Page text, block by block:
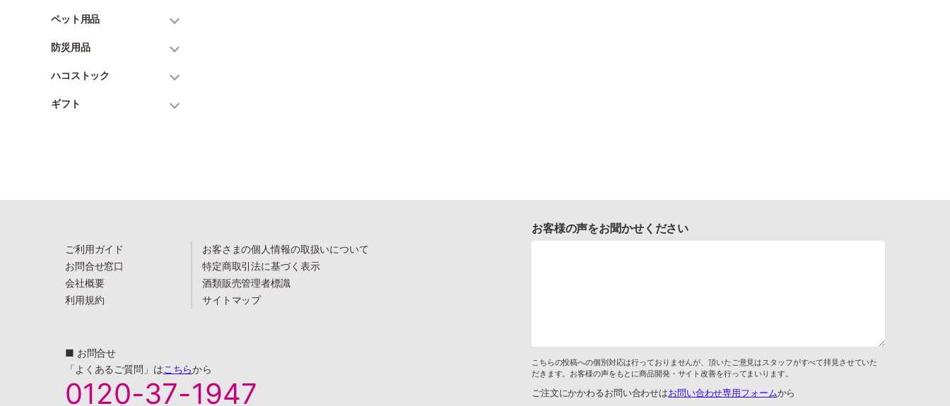
ペット用品
防災用品
ハコストック
ギフト
ご利用ガイド
お問合せ窓口
会社概要
利用規約
お客さまの個人情報の取扱いについて
特定商取引法に基づく表示
酒類販売管理者標識
サイトマップ
■ お問合せ
「よくあるご質問」はこちらから
0120-37-1947
お客様の声をお聞かせください
こちらの投稿への個別対応は行っておりませんが、頂いたご意見はスタッフがすべて拝見させていた
だきます。お客様の声をもとに商品開発・サイト改善を行ってまいります。
ご注文にかかわるお問い合わせはお問い合わせ専用フォームから